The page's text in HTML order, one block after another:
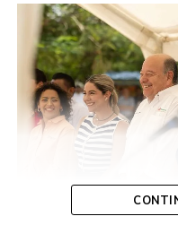
verbena. Ella
esa convivencia esa,
Por el éxito que hubo
segundo, todavía lo
través de la página de
Domingo 17 de mayo